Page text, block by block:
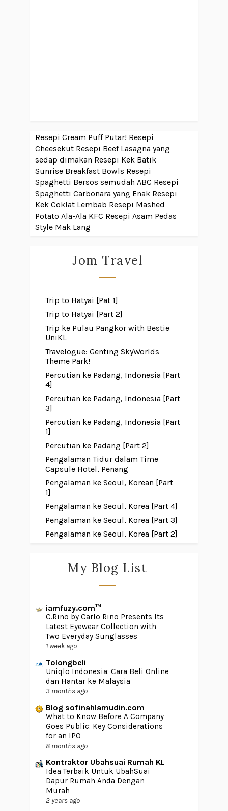
Resepi Cream Puff Putar! Resepi
Cheesekut Resepi Beef Lasagna yang
sedap dimakan Resepi Kek Batik
Sunrise Breakfast Bowls Resepi
Spaghetti Bersos semudah ABC Resepi
Spaghetti Carbonara yang Enak Resepi
Kek Coklat Lembab Resepi Mashed
Potato Ala-Ala KFC Resepi Asam Pedas
Style Mak Lang
Jom Travel
Trip to Hatyai [Pat 1]
Trip to Hatyai [Part 2]
Trip ke Pulau Pangkor with Bestie
UniKL
Travelogue: Genting SkyWorlds
Theme Park!
Percutian ke Padang, Indonesia [Part
4]
Percutian ke Padang, Indonesia [Part
3]
Percutian ke Padang, Indonesia [Part
1]
Percutian ke Padang [Part 2]
Pengalaman Tidur dalam Time
Capsule Hotel, Penang
Pengalaman ke Seoul, Korean [Part
1]
Pengalaman ke Seoul, Korea [Part 4]
Pengalaman ke Seoul, Korea [Part 3]
Pengalaman ke Seoul, Korea [Part 2]
My Blog List
iamfuzy.com™
C.Rino by Carlo Rino Presents Its
Latest Eyewear Collection with
Two Everyday Sunglasses
1 week ago
Tolongbeli
Uniqlo Indonesia: Cara Beli Online
dan Hantar ke Malaysia
3 months ago
Blog sofinahlamudin.com
What to Know Before A Company
Goes Public: Key Considerations
for an IPO
8 months ago
Kontraktor Ubahsuai Rumah KL
Idea Terbaik Untuk UbahSuai
Dapur Rumah Anda Dengan
Murah
2 years ago